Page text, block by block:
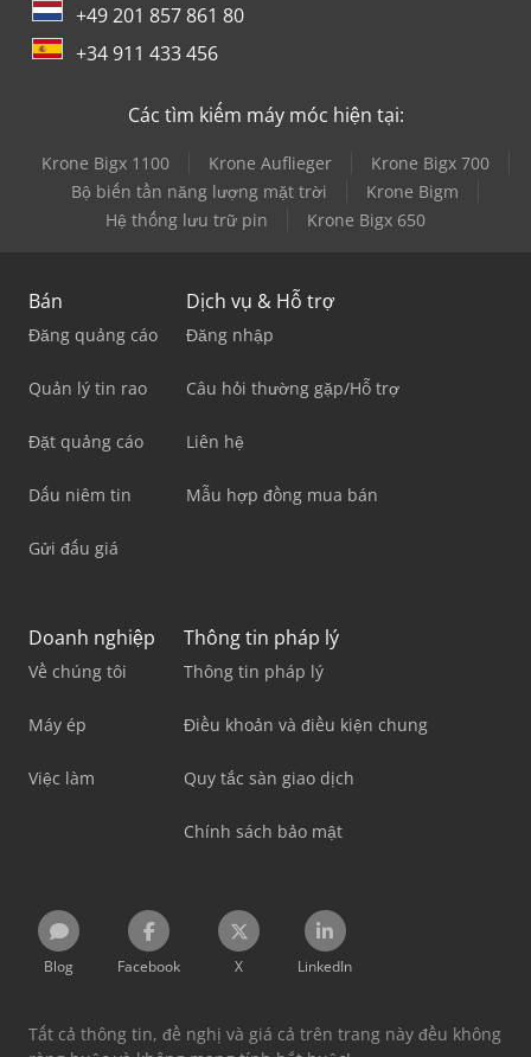
+49 201 857 861 80
+34 911 433 456
Các tìm kiếm máy móc hiện tại:
Krone Bigx 1100 Krone Auflieger
Krone Bigx 700
Bộ biến tần năng lượng mặt trời
Krone Bigm
Hệ thống lưu trữ pin
Krone Bigx 650
Bán
Đăng quảng cáo
Quản lý tin rao
Đặt quảng cáo
Dấu niêm tin
Gửi đấu giá
Dịch vụ & Hỗ trợ
Đăng nhập
Câu hỏi thường gặp/Hỗ trợ
Liên hệ
Mẫu hợp đồng mua bán
Doanh nghiệp
Về chúng tôi
Máy ép
Việc làm
Thông tin pháp lý
Thông tin pháp lý
Điều khoản và điều kiện chung
Quy tắc sàn giao dịch
Chính sách bảo mật
Blog Facebook X LinkedIn
Tất cả thông tin, đề nghị và giá cả trên trang này đều không